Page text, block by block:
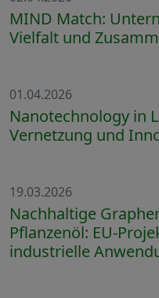
MIND Match:
Vielfalt und
01.04.2026
Nanotechnology in
Vernetzung und
19.03.2026
Nachhaltige
Pflanzenöl: EU-
industrielle